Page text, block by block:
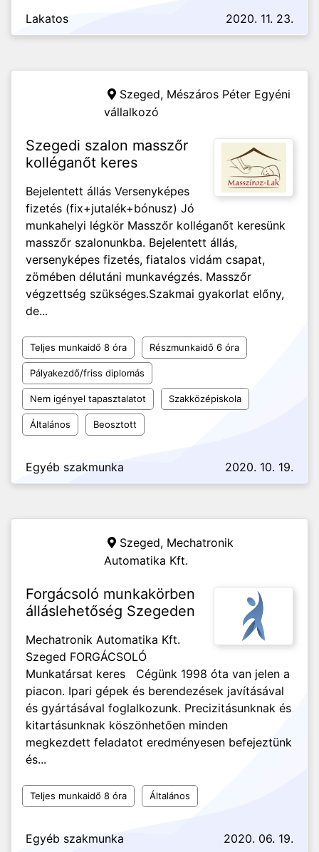
Lakatos 2020. 11. 23.
Szeged, Mészáros Péter Egyéni
vállalkozó
Szegedi szalon masszőr
kolléganőt keres
Bejelentett állás Versenyképes
fizetés (fix+jutalék+bónusz) Jó
munkahelyi légkör Masszőr kolléganőt keresünk
masszőr szalonunkba. Bejelentett állás,
versenyképes fizetés, fiatalos vidám csapat,
zömében délutáni munkavégzés. Masszőr
végzettség szükséges.Szakmai gyakorlat előny,
de...
Teljes munkaidő 8 óra Részmunkaidő 6 óra
Pályakezdő/friss diplomás
Nem igényel tapasztalatot Szakközépiskola
Általános Beosztott
Egyéb szakmunka 2020. 10. 19.
Szeged, Mechatronik
Automatika Kft.
Forgácsoló munkakörben
álláslehetőség Szegeden
Mechatronik Automatika Kft.
Szeged FORGÁCSOLÓ
Munkatársat keres Cégünk 1998 óta van jelen a
piacon. Ipari gépek és berendezések javításával
és gyártásával foglalkozunk. Precizitásunknak és
kitartásunknak köszönhetően minden
megkezdett feladatot eredményesen befejeztünk
és...
Teljes munkaidő 8 óra Általános
Egyéb szakmunka 2020. 06. 19.